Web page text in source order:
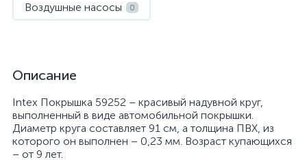
Воздушные насосы 0
Описание
Intex Покрышка 59252 – красивый надувной круг,
выполненный в виде автомобильной покрышки.
Диаметр круга составляет 91 см, а толщина ПВХ, из
которого он выполнен – 0,23 мм. Возраст купающихся
– от 9 лет.